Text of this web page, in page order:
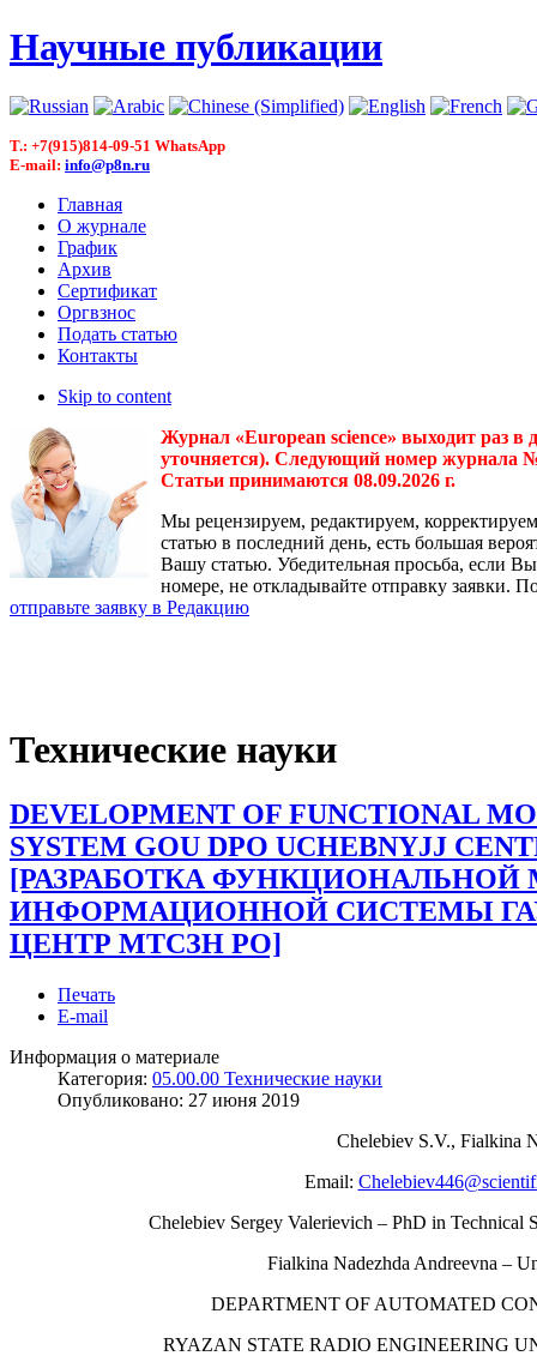
Научные публикации
T.: +7(915)814-09-51 WhatsApp
E-mail: info@p8n.ru
Главная
О журнале
График
Архив
Сертификат
Оргвзнос
Подать статью
Контакты
Skip to content
Журнал «European science» выходит раз в
уточняется). Следующий номер журнала №
Статьи принимаются 08.09.2026 г.
Мы рецензируем, редактируем,
статью в последний день, есть большая
Вашу статью. Убедительная просьба, если
номере, не откладывайте отправку заявки.
отправьте заявку в Редакцию
Технические науки
DEVELOPMENT OF FUNCTIONAL
SYSTEM GOU DPO UCHEBNYJJ
[РАЗРАБОТКА ФУНКЦИОНАЛЬНОЙ
ИНФОРМАЦИОННОЙ СИСТЕМЫ
ЦЕНТР МТСЗН РО]
Печать
E-mail
Информация о материале
Категория: 05.00.00 Технические науки
Опубликовано: 27 июня 2019
Chelebiev S.V., Fialkina
Email:
Chelebiev Sergey Valerievich – PhD in Technical
Fialkina Nadezhda Andreevna –
DEPARTMENT OF AUTOMATED
RYAZAN STATE RADIO ENGINEERING